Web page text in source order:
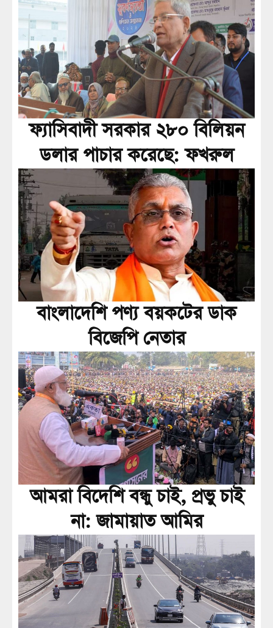
ফ্যাসিবাদী সরকার ২৮০ বিলিয়ন
ডলার পাচার করেছে: ফখরুল
বাংলাদেশি পণ্য বয়কটের ডাক
বিজেপি নেতার
আমরা বিদেশি বন্ধু চাই, প্রভু চাই
না: জামায়াত আমির